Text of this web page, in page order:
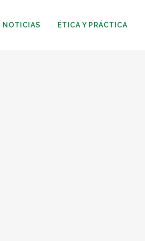
NOTICIAS ÉTICA Y PRÁCTICA